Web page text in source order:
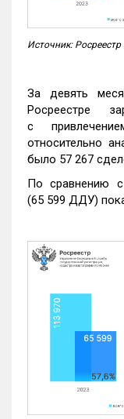
Источник: Росреестр
За девять
Росреестре
с
относительно
было 57 267
По сравнению
(65 599 ДДУ)